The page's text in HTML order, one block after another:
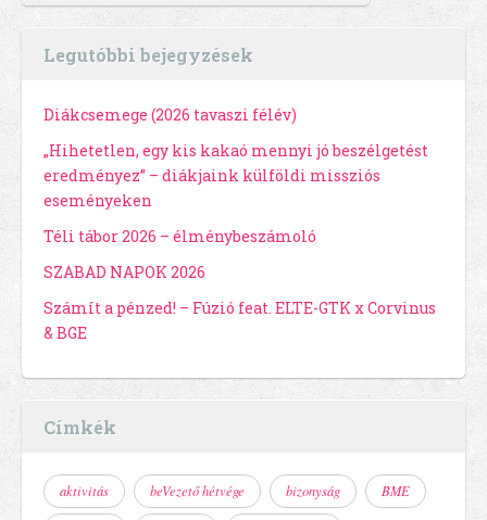
Legutóbbi bejegyzések
Diákcsemege (2026 tavaszi félév)
„Hihetetlen, egy kis kakaó mennyi jó beszélgetést
eredményez” – diákjaink külföldi missziós
eseményeken
Téli tábor 2026 – élménybeszámoló
SZABAD NAPOK 2026
Számít a pénzed! – Fúzió feat. ELTE-GTK x Corvinus
& BGE
Címkék
aktivitás beVezető hétvége bizonyság BME